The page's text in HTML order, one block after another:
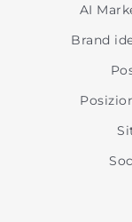
AI
Brand